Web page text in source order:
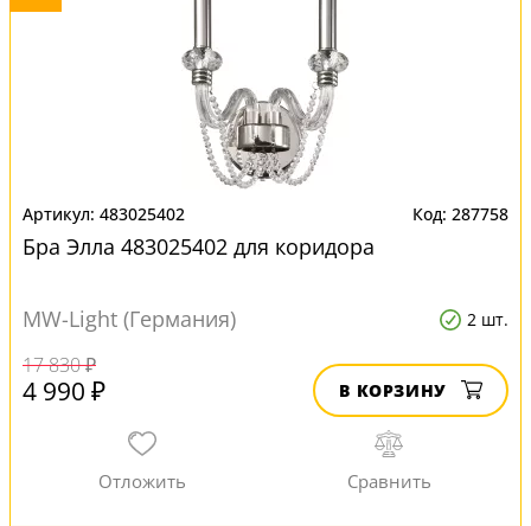
483025402 287758
Бра Элла 483025402 для коридора
MW-Light (Германия) 2 шт.
17 830 ₽
4 990 ₽ В КОРЗИНУ